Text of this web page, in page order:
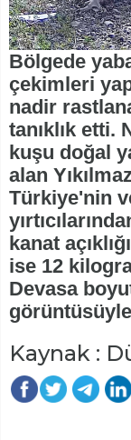
Bölgede
çekimleri
nadir
tanıklık etti.
kuşu doğal
alan
Türkiye'nin
kanat
ise 12
Devasa
Kaynak :